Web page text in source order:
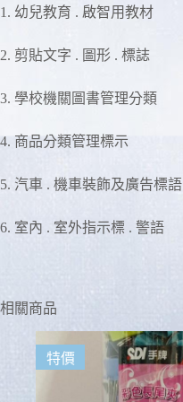
1. 幼兒教育 . 啟智用教材
2. 剪貼文字 . 圖形 . 標誌
3. 學校機關圖書管理分類
4. 商品分類管理標示
5. 汽車 . 機車裝飾及廣告標語
6. 室內 . 室外指示標 . 警語
相關商品
特價